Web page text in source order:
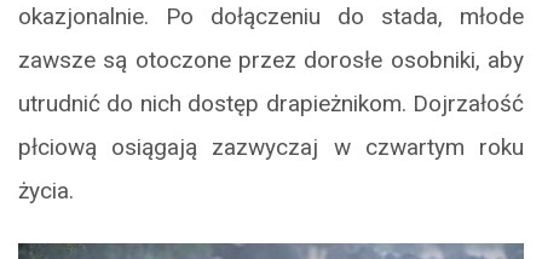
okazjonalnie. Po dołączeniu do stada, młode
zawsze są otoczone przez dorosłe osobniki, aby
utrudnić do nich dostęp drapieżnikom. Dojrzałość
płciową osiągają zazwyczaj w czwartym roku
życia.